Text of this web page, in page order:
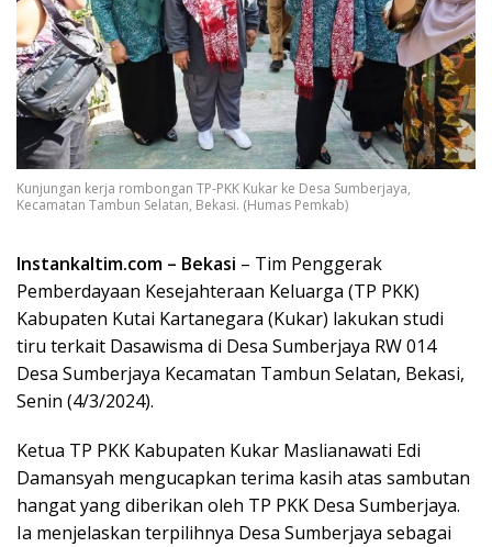
Kunjungan kerja rombongan TP-PKK Kukar ke Desa Sumberjaya,
Kecamatan Tambun Selatan, Bekasi. (Humas Pemkab)
Instankaltim.com – Bekasi – Tim Penggerak
Pemberdayaan Kesejahteraan Keluarga (TP PKK)
Kabupaten Kutai Kartanegara (Kukar) lakukan studi
tiru terkait Dasawisma di Desa Sumberjaya RW 014
Desa Sumberjaya Kecamatan Tambun Selatan, Bekasi,
Senin (4/3/2024).
Ketua TP PKK Kabupaten Kukar Maslianawati Edi
Damansyah mengucapkan terima kasih atas sambutan
hangat yang diberikan oleh TP PKK Desa Sumberjaya.
Ia menjelaskan terpilihnya Desa Sumberjaya sebagai